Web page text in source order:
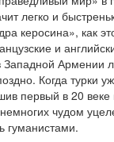
легко и
керосина», как
и
Армении
Когда турки
первый в 20 веке
чудом
гуманистами.